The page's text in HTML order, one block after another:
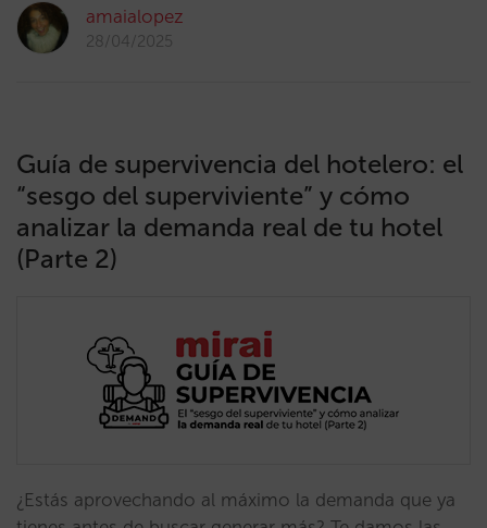
amaialopez
28/04/2025
Guía de supervivencia del hotelero: el
“sesgo del superviviente” y cómo
analizar la demanda real de tu hotel
(Parte 2)
¿Estás aprovechando al máximo la demanda que ya